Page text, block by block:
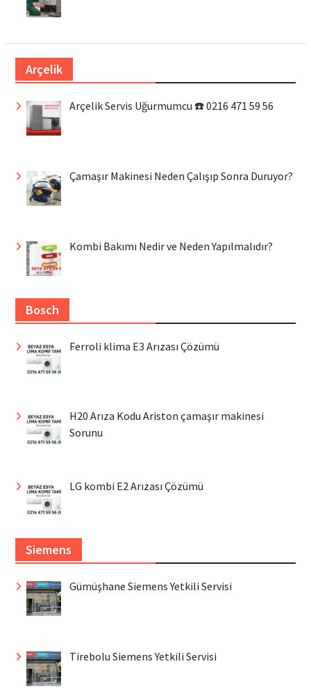
Arçelik
Arçelik Servis Uğurmumcu ☎️ 0216 471 59 56
Çamaşır Makinesi Neden Çalışıp Sonra Duruyor?
Kombi Bakımı Nedir ve Neden Yapılmalıdır?
Bosch
Ferroli klima E3 Arızası Çözümü
H20 Arıza Kodu Ariston çamaşır makinesi
Sorunu
LG kombi E2 Arızası Çözümü
Siemens
Gümüşhane Siemens Yetkili Servisi
Tirebolu Siemens Yetkili Servisi